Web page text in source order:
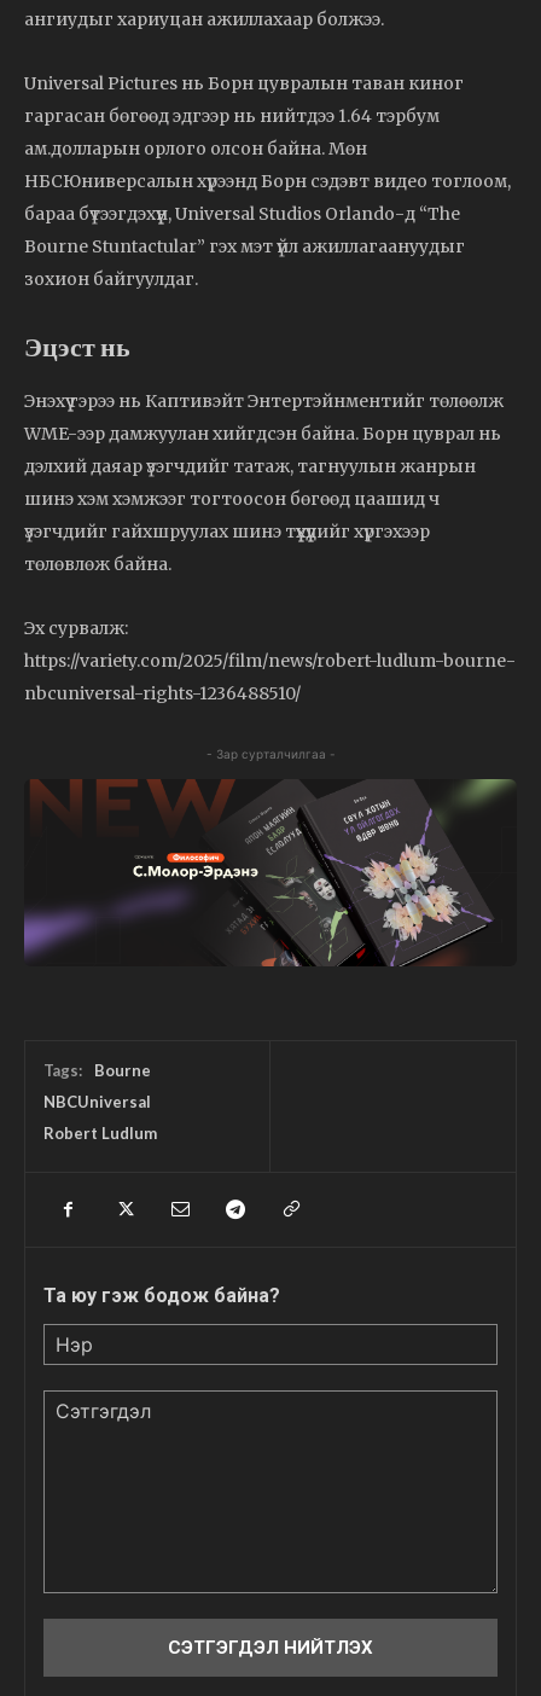
ангиудыг хариуцан ажиллахаар болжээ.
Universal Pictures нь Борн цувралын таван киног
гаргасан бөгөөд эдгээр нь нийтдээ 1.64 тэрбум
ам.долларын орлого олсон байна. Мөн
НБСЮниверсалын хүрээнд Борн сэдэвт видео тоглоом,
бараа бүтээгдэхүүн, Universal Studios Orlando-д “The
Bourne Stuntactular” гэх мэт үйл ажиллагаануудыг
зохион байгуулдаг.
Эцэст нь
Энэхүү гэрээ нь Каптивэйт Энтертэйнментийг төлөөлж
WME-ээр дамжуулан хийгдсэн байна. Борн цуврал нь
дэлхий даяар үзэгчдийг татаж, тагнуулын жанрын
шинэ хэм хэмжээг тогтоосон бөгөөд цаашид ч
үзэгчдийг гайхшруулах шинэ түүхүүдийг хүргэхээр
төлөвлөж байна.
Эх сурвалж:
https://variety.com/2025/film/news/robert-ludlum-bourne-
nbcuniversal-rights-1236488510/
- Зар сурталчилгаа -
Tags:
Bourne
NBCUniversal
Robert Ludlum
Та юу гэж бодож байна?